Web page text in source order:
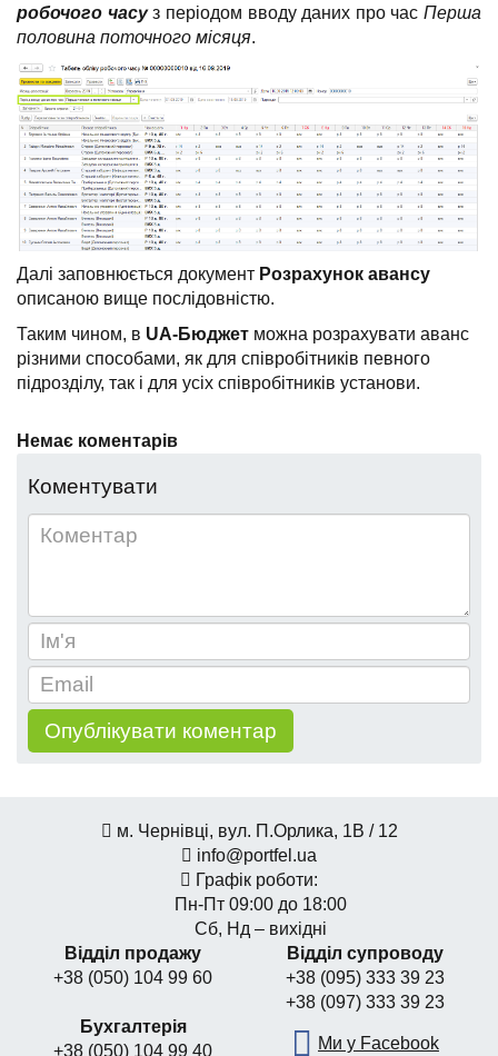
робочого часуз періодом вводу даних про час Перша
половина поточного місяця.
Далі заповнюється документ Розрахунок авансу
описаною вище послідовністю.
Таким чином, в UA-Бюджет можна розрахувати аванс
різними способами, як для співробітників певного
підрозділу, так і для усіх співробітників установи.
Немає коментарів
Коментувати
м. Чернівці, вул. П.Орлика, 1В / 12
info@portfel.ua
Графік роботи:
Пн-Пт 09:00 до 18:00
Сб, Нд – вихідні
Відділ продажу
+38 (050) 104 99 60
Відділ супроводу
+38 (095) 333 39 23
+38 (097) 333 39 23
Бухгалтерія
+38 (050) 104 99 40
Ми у Facebook